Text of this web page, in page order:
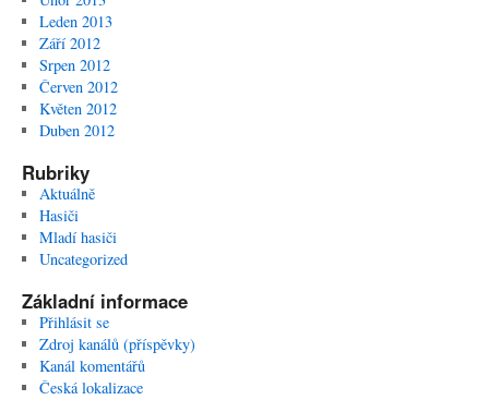
Leden 2013
Září 2012
Srpen 2012
Červen 2012
Květen 2012
Duben 2012
Rubriky
Aktuálně
Hasiči
Mladí hasiči
Uncategorized
Základní informace
Přihlásit se
Zdroj kanálů (příspěvky)
Kanál komentářů
Česká lokalizace